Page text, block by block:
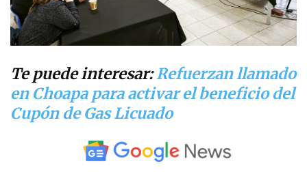
Te puede interesar:Refuerzan llamado
en Choapa para activar el beneficio del
Cupón de Gas Licuado